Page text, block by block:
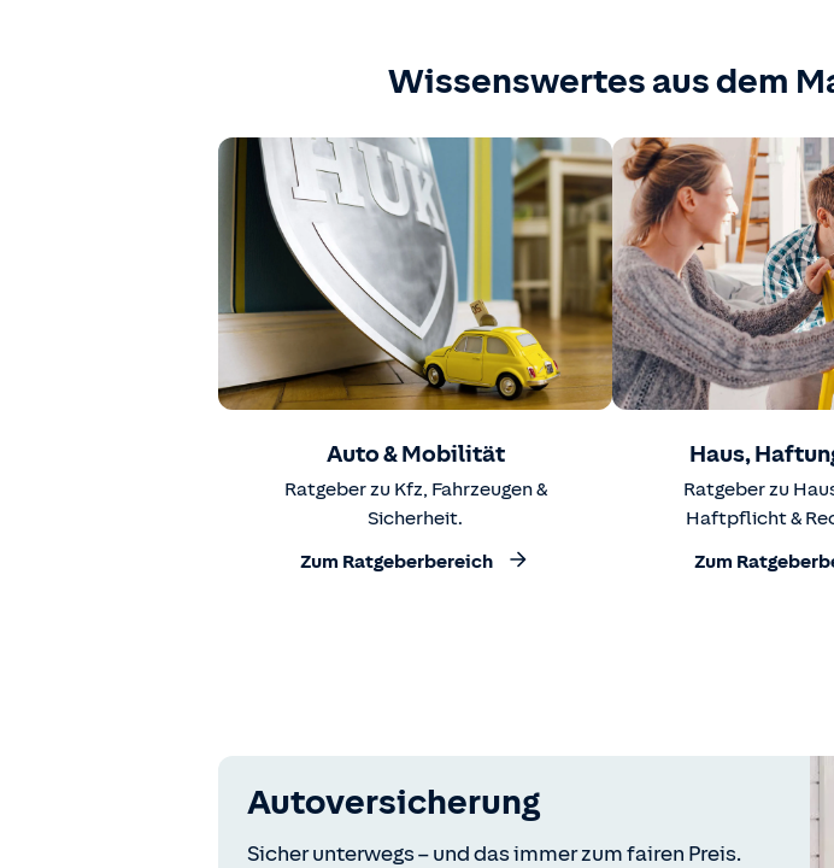
Wissenswertes aus dem
Auto & Mobilität
Ratgeber zu Kfz, Fahrzeugen &
Sicherheit.
Zum Ratgeberbereich
Haus,
Ratgeber zu
Haftpflicht &
Zum
Autoversicherung
Sicher unterwegs – und das immer zum fairen Preis.